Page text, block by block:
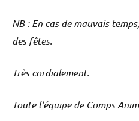
NB : En cas de mauvais
des fêtes.
Très cordialement.
Toute l‘équipe de Comps